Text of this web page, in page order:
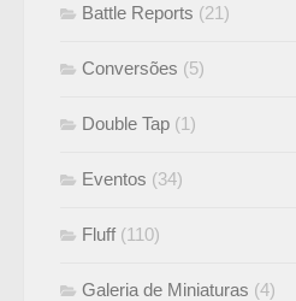
Battle Reports (21)
Conversões (5)
Double Tap (1)
Eventos (34)
Fluff (110)
Galeria de Miniaturas (4)